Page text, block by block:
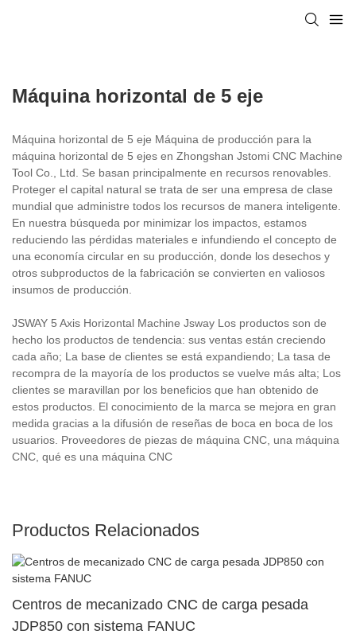
Máquina horizontal de 5 eje
Máquina horizontal de 5 eje Máquina de producción para la
máquina horizontal de 5 ejes en Zhongshan Jstomi CNC Machine
Tool Co., Ltd. Se basan principalmente en recursos renovables.
Proteger el capital natural se trata de ser una empresa de clase
mundial que administre todos los recursos de manera inteligente.
En nuestra búsqueda por minimizar los impactos, estamos
reduciendo las pérdidas materiales e infundiendo el concepto de
una economía circular en su producción, donde los desechos y
otros subproductos de la fabricación se convierten en valiosos
insumos de producción.
JSWAY 5 Axis Horizontal Machine Jsway Los productos son de
hecho los productos de tendencia: sus ventas están creciendo
cada año; La base de clientes se está expandiendo; La tasa de
recompra de la mayoría de los productos se vuelve más alta; Los
clientes se maravillan por los beneficios que han obtenido de
estos productos. El conocimiento de la marca se mejora en gran
medida gracias a la difusión de reseñas de boca en boca de los
usuarios. Proveedores de piezas de máquina CNC, una máquina
CNC, qué es una máquina CNC
Productos Relacionados
Centros de mecanizado CNC de carga pesada
JDP850 con sistema FANUC